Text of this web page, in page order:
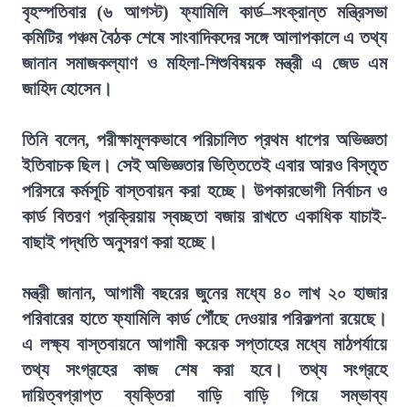
বৃহস্পতিবার (৬ আগস্ট) ফ্যামিলি কার্ড–সংক্রান্ত মন্ত্রিসভা
কমিটির পঞ্চম বৈঠক শেষে সাংবাদিকদের সঙ্গে আলাপকালে এ তথ্য
জানান সমাজকল্যাণ ও মহিলা-শিশুবিষয়ক মন্ত্রী এ জেড এম
জাহিদ হোসেন।
তিনি বলেন, পরীক্ষামূলকভাবে পরিচালিত প্রথম ধাপের অভিজ্ঞতা
ইতিবাচক ছিল। সেই অভিজ্ঞতার ভিত্তিতেই এবার আরও বিস্তৃত
পরিসরে কর্মসূচি বাস্তবায়ন করা হচ্ছে। উপকারভোগী নির্বাচন ও
কার্ড বিতরণ প্রক্রিয়ায় স্বচ্ছতা বজায় রাখতে একাধিক যাচাই-
বাছাই পদ্ধতি অনুসরণ করা হচ্ছে।
মন্ত্রী জানান, আগামী বছরের জুনের মধ্যে ৪০ লাখ ২০ হাজার
পরিবারের হাতে ফ্যামিলি কার্ড পৌঁছে দেওয়ার পরিকল্পনা রয়েছে।
এ লক্ষ্য বাস্তবায়নে আগামী কয়েক সপ্তাহের মধ্যে মাঠপর্যায়ে
তথ্য সংগ্রহের কাজ শেষ করা হবে। তথ্য সংগ্রহে
দায়িত্বপ্রাপ্ত ব্যক্তিরা বাড়ি বাড়ি গিয়ে সম্ভাব্য